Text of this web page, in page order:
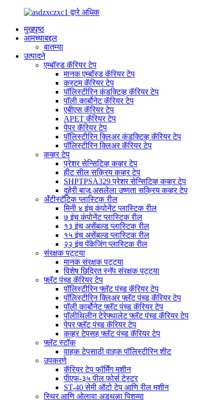
मुखपृष्ठ
आमच्याबद्दल
बातम्या
उत्पादने
एम्बॉस्ड कॅरियर टेप
मानक एम्बॉस्ड कॅरियर टेप
कस्टम कॅरियर टेप
पॉलिस्टीरिन कंडक्टिव्ह कॅरियर टेप
पॉली कार्बोनेट कॅरियर टेप
एबीएस कॅरियर टेप
APET कॅरियर टेप
पेपर कॅरियर टेप
पॉलिस्टीरिन क्लिअर कंडक्टिव्ह कॅरियर टेप
पॉलिस्टीरिन क्लिअर कॅरियर टेप
कव्हर टेप
प्रेशर सेन्सिटिव्ह कव्हर टेप
हीट सील सक्रिय कव्हर टेप
SHPTPSA329 प्रेशर सेन्सिटिव्ह कव्हर टेप
दुहेरी बाजू असलेला उष्णता सक्रिय कव्हर टेप
अँटीस्टॅटिक प्लास्टिक रील
मिनी ४ इंच कंपोनेंट प्लास्टिक रील
७ इंच कंपोनेंट प्लास्टिक रील
१३ इंच असेंबल्ड प्लास्टिक रील
१५ इंच असेंबल्ड प्लास्टिक रील
२२ इंच पॅकेजिंग प्लास्टिक रील
संरक्षक पट्ट्या
मानक संरक्षक पट्ट्या
विशेष छिद्रित स्नॅप संरक्षक पट्ट्या
फ्लॅट पंच्ड कॅरियर टेप
पॉलिस्टीरिन फ्लॅट पंच्ड कॅरियर टेप
पॉलिस्टीरिन क्लिअर फ्लॅट पंच्ड कॅरियर टेप
पॉली कार्बोनेट फ्लॅट पंच्ड कॅरियर टेप
पॉलीथिलीन टेरेफ्थालेट फ्लॅट पंच्ड कॅरियर टेप
पेपर फ्लॅट पंच्ड कॅरियर टेप
कव्हर टेपसह फ्लॅट पंच्ड कॅरियर टेप
फ्लॅट स्टॉक
वाहक टेपसाठी वाहक पॉलिस्टीरिन शीट
उपकरणे
कॅरियर टेप फॉर्मिंग मशीन
पीएफ-३५ पील फोर्स टेस्टर
ST-40 सेमी ऑटो टेप आणि रील मशीन
स्थिर आणि ओलावा अडथळा पिशव्या